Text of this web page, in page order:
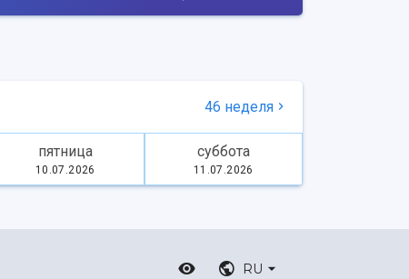
46 неделя
пятница
10.07.2026
суббота
11.07.2026
RU